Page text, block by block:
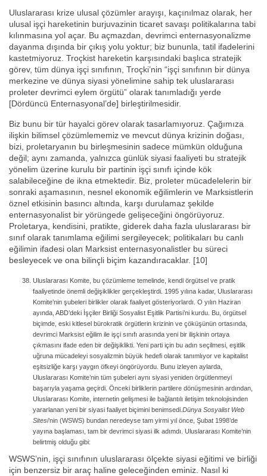
Uluslararası krize ulusal çözümler arayışı, kaçınılmaz olarak, her
ulusal işçi hareketinin burjuvazinin ticaret savaşı politikalarına tabi
kılınmasına yol açar. Bu açmazdan, devrimci enternasyonalizme
dayanma dışında bir çıkış yolu yoktur; biz bununla, tatil ifadelerini
kastetmiyoruz. Troçkist hareketin karşısındaki başlıca stratejik
görev, tüm dünya işçi sınıfının, Troçki’nin “işçi sınıfının bir dünya
merkezine ve dünya siyasi yönelimine sahip tek uluslararası
proleter devrimci eylem örgütü” olarak tanımladığı yerde
[Dördüncü Enternasyonal’de] birleştirilmesidir.
Biz bunu bir tür hayalci görev olarak tasarlamıyoruz. Çağımıza
ilişkin bilimsel çözümlememiz ve mevcut dünya krizinin doğası,
bizi, proletaryanın bu birleşmesinin sadece mümkün olduğuna
değil; aynı zamanda, yalnızca günlük siyasi faaliyeti bu stratejik
yönelim üzerine kurulu bir partinin işçi sınıfı içinde kök
salabileceğine de ikna etmektedir. Biz, proleter mücadelelerin bir
sonraki aşamasının, nesnel ekonomik eğilimlerin ve Marksistlerin
öznel etkisinin basıncı altında, karşı durulamaz şekilde
enternasyonalist bir yörüngede gelişeceğini öngörüyoruz.
Proletarya, kendisini, pratikte, giderek daha fazla uluslararası bir
sınıf olarak tanımlama eğilimi sergileyecek; politikaları bu canlı
eğilimin ifadesi olan Marksist enternasyonalistler bu süreci
besleyecek ve ona bilinçli biçim kazandıracaklar. [10]
Uluslararası Komite, bu çözümleme temelinde, kendi örgütsel ve pratik
faaliyetinde önemli değişiklikler gerçekleştirdi. 1995 yılına kadar, Uluslararası
Komite’nin şubeleri birlikler olarak faaliyet gösteriyorlardı. O yılın Haziran
ayında, ABD’deki İşçiler Birliği Sosyalist Eşitlik Partisi’ni kurdu. Bu, örgütsel
biçimde, eski kitlesel bürokratik örgütlerin krizinin ve çöküşünün ortasında,
devrimci Marksist eğilim ile işçi sınıfı arasında yeni bir ilişkinin ortaya
çıkmasını ifade eden bir değişiklikti. Yeni parti için bu adın seçilmesi, eşitlik
uğruna mücadeleyi sosyalizmin büyük hedefi olarak tanımlıyor ve kapitalist
eşitsizliğe karşı yaygın öfkeyi öngörüyordu. Bunu izleyen aylarda,
Uluslararası Komite’nin tüm şubeleri aynı siyasi yeniden örgütlenmeyi
başarıyla yaşama geçirdi. Önceki birliklerin partilere dönüşmesinin ardından,
Uluslararası Komite, internetin gelişmesi ile bağlantılı iletişim teknolojisinden
yararlanan yeni bir siyasi faaliyet biçimini benimsedi. Dünya Sosyalist Web
Sitesi’nin (WSWS) bundan neredeyse tam yirmi yıl önce, Şubat 1998’de
yayına başlaması, tam bir devrimci siyasi ilk adımdı. Uluslararası Komite’nin
belirtmiş olduğu gibi:
WSWS’nin, işçi sınıfının uluslararası ölçekte siyasi eğitimi ve birliği
için benzersiz bir araç haline geleceğinden eminiz. Nasıl ki